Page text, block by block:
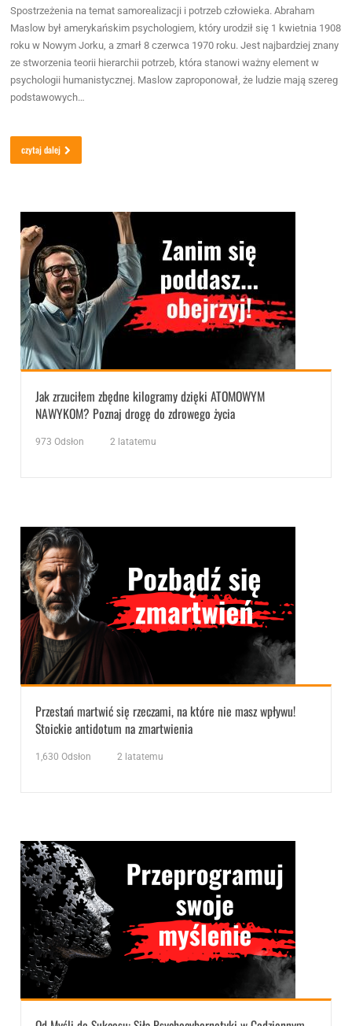
Spostrzeżenia na temat samorealizacji i potrzeb człowieka. Abraham
Maslow był amerykańskim psychologiem, który urodził się 1 kwietnia 1908
roku w Nowym Jorku, a zmarł 8 czerwca 1970 roku. Jest najbardziej znany
ze stworzenia teorii hierarchii potrzeb, która stanowi ważny element w
psychologii humanistycznej. Maslow zaproponował, że ludzie mają szereg
podstawowych…
czytaj dalej
Jak zrzuciłem zbędne kilogramy dzięki ATOMOWYM
NAWYKOM? Poznaj drogę do zdrowego życia
973 Odsłon 2 latatemu
Przestań martwić się rzeczami, na które nie masz wpływu!
Stoickie antidotum na zmartwienia
1,630 Odsłon 2 latatemu